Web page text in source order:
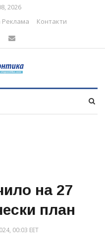
2026
Реклама Контакти
на 27
план
00:03 EET